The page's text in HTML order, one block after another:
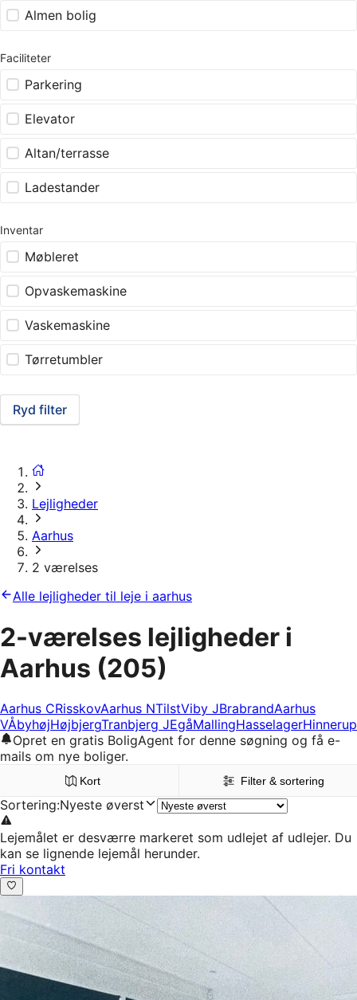
Almen bolig
Faciliteter
Parkering
Elevator
Altan/terrasse
Ladestander
Inventar
Møbleret
Opvaskemaskine
Vaskemaskine
Tørretumbler
Ryd filter
Lejligheder
Aarhus
2 værelses
Alle lejligheder til leje i aarhus
2-værelses lejligheder i
Aarhus (205)
Aarhus CRisskovAarhus NTilstViby JBrabrandAarhus
VÅbyhøjHøjbjergTranbjerg JEgåMallingHasselagerHinnerup
Opret en gratis BoligAgent for denne søgning og få e-
mails om nye boliger.
Kort Filter & sortering
Sortering:Nyeste øverst
Lejemålet er desværre markeret som udlejet af udlejer. Du
kan se lignende lejemål herunder.
Fri kontakt